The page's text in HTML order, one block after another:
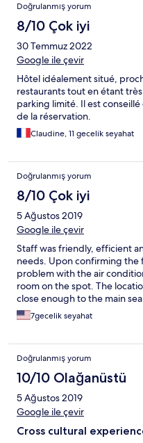
Doğrulanmış yorum
8/10 Çok iyi
30 Temmuz 2022
Google ile çevir
Hôtel idéalement situé,
restaurants tout en étant
parking limité. Il est
de la réservation.
Claudine, 11 gecelik seyahat
Doğrulanmış yorum
8/10 Çok iyi
5 Ağustos 2019
Google ile çevir
Staff was friendly, efficient
needs. Upon confirming the
problem with the air
room on the spot. The
close enough to the main
night. If anything to be
nothing that would keep me
7gecelik seyahat
Doğrulanmış yorum
10/10 Olağanüstü
5 Ağustos 2019
Google ile çevir
Cross cultural